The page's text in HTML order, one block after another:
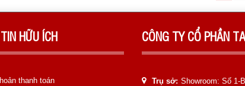
HỮU ÍCH
thanh toán
CÔNG TY CỔ PHẦN
Trụ sở: Showroom: Số 1-